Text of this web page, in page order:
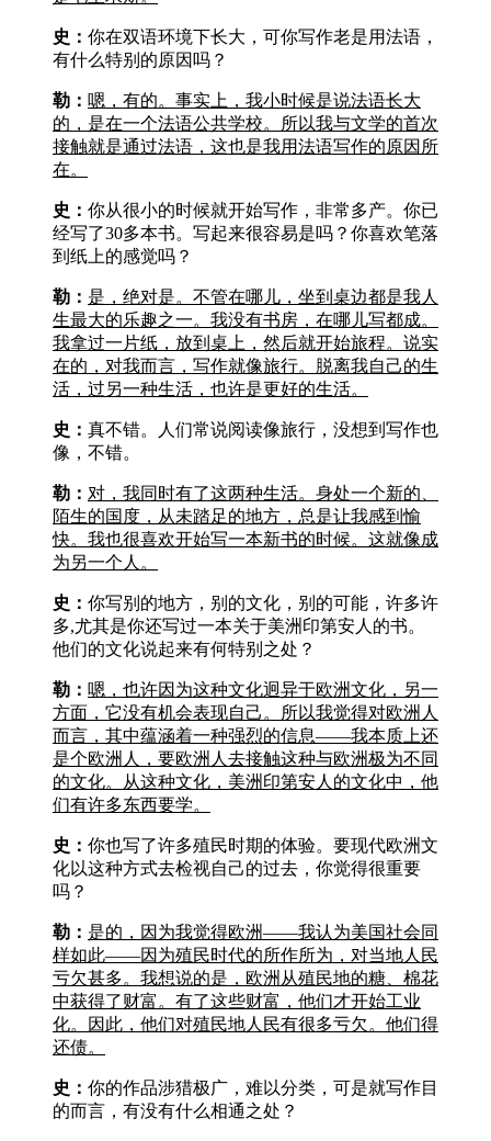
史： 你在双语环境下长大，可你写作老是用法语，
有什么特别的原因吗？
勒： 嗯，有的。事实上，我小时候是说法语长大
的，是在一个法语公共学校。所以我与文学的首次
接触就是通过法语，这也是我用法语写作的原因所
在。
史： 你从很小的时候就开始写作，非常多产。你已
经写了30多本书。写起来很容易是吗？你喜欢笔落
到纸上的感觉吗？
勒： 是，绝对是。不管在哪儿，坐到桌边都是我人
生最大的乐趣之一。我没有书房，在哪儿写都成。
我拿过一片纸，放到桌上，然后就开始旅程。说实
在的，对我而言，写作就像旅行。脱离我自己的生
活，过另一种生活，也许是更好的生活。
史： 真不错。人们常说阅读像旅行，没想到写作也
像，不错。
勒： 对，我同时有了这两种生活。身处一个新的、
陌生的国度，从未踏足的地方，总是让我感到愉
快。我也很喜欢开始写一本新书的时候。这就像成
为另一个人。
史： 你写别的地方，别的文化，别的可能，许多许
多,尤其是你还写过一本关于美洲印第安人的书。
他们的文化说起来有何特别之处？
勒： 嗯，也许因为这种文化迥异于欧洲文化，另一
方面，它没有机会表现自己。所以我觉得对欧洲人
而言，其中蕴涵着一种强烈的信息——我本质上还
是个欧洲人，要欧洲人去接触这种与欧洲极为不同
的文化。从这种文化，美洲印第安人的文化中，他
们有许多东西要学。
史： 你也写了许多殖民时期的体验。要现代欧洲文
化以这种方式去检视自己的过去，你觉得很重要
吗？
勒： 是的，因为我觉得欧洲——我认为美国社会同
样如此——因为殖民时代的所作所为，对当地人民
亏欠甚多。我想说的是，欧洲从殖民地的糖、棉花
中获得了财富。有了这些财富，他们才开始工业
化。因此，他们对殖民地人民有很多亏欠。他们得
还债。
史： 你的作品涉猎极广，难以分类，可是就写作目
的而言，有没有什么相通之处？